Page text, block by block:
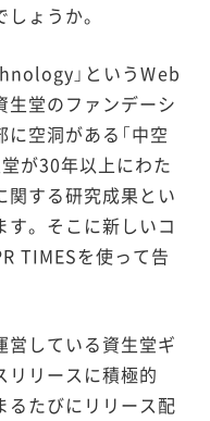
ょうか。
」というWeb
生堂のファンデーシ
空洞がある「中空
が30年以上にわた
関する研究成果とい
。そこに新しいコ
TIMESを使って告
している資生堂ギ
リリースに積極的
るたびにリリース配